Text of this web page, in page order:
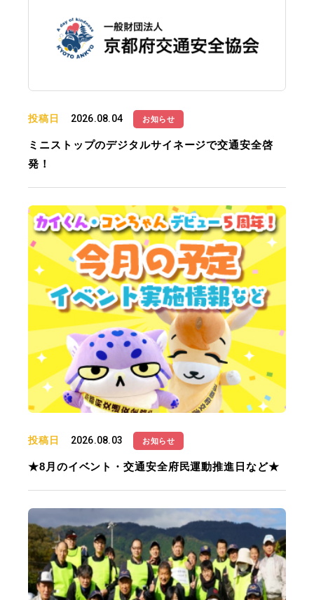
投稿日 2026.08.04 お知らせ
ミニストップのデジタルサイネージで交通安全啓
発！
投稿日 2026.08.03 お知らせ
★8月のイベント・交通安全府民運動推進日など★